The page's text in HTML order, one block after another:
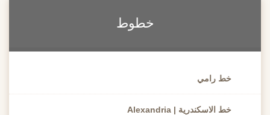
خطوط
خط رامي
خط الاسكندرية | Alexandria